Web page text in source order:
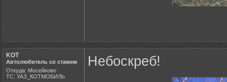
KOT
Автолюбитель со стажем
Откуда: Мосейково
ТС: УАЗ_КОТМОБИЛЬ
Небоскреб!